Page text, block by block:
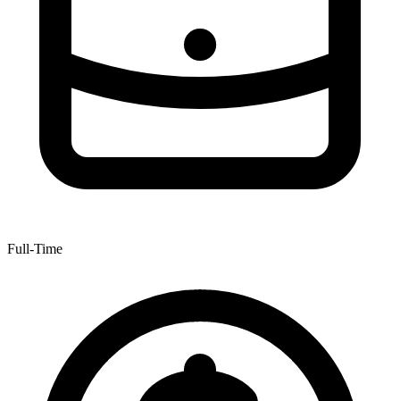
Full-Time